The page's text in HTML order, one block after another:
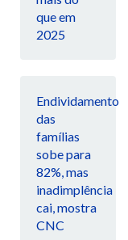
que em
2025
Endividamento
das
famílias
sobe para
82%, mas
inadimplência
cai, mostra
CNC